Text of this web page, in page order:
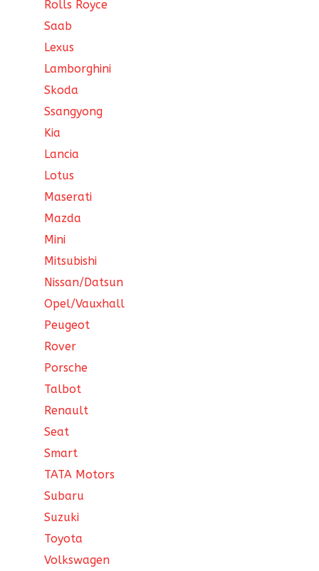
Rolls Royce
Saab
Lexus
Lamborghini
Skoda
Ssangyong
Kia
Lancia
Lotus
Maserati
Mazda
Mini
Mitsubishi
Nissan/Datsun
Opel/Vauxhall
Peugeot
Rover
Porsche
Talbot
Renault
Seat
Smart
TATA Motors
Subaru
Suzuki
Toyota
Volkswagen